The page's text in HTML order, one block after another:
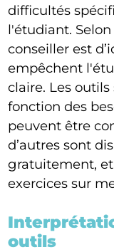
difficultés
l'étudiant.
conseiller est
empêchent
claire. Les
fonction des
peuvent être
d’autres sont
gratuitement,
exercices sur
outils